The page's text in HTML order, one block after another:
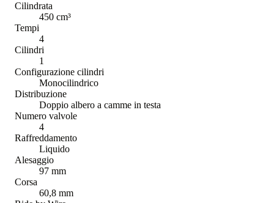
Cilindrata
450 cm³
Tempi
4
Cilindri
1
Configurazione cilindri
Monocilindrico
Distribuzione
Doppio albero a camme in testa
Numero valvole
4
Raffreddamento
Liquido
Alesaggio
97 mm
Corsa
60,8 mm